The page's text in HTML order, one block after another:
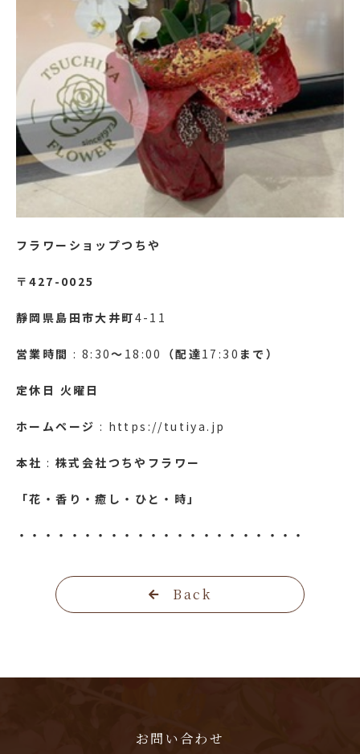
フラワーショップつちや
〒427-0025
靜岡県島田市大井町4-11
営業時間 : 8:30～ 18:00 （配達17:30 まで）
定休日 火曜日
ホームページ : https://tutiya.jp
本社 :株式会社つちやフラワー
「花・香り・癒し・ひと・時」
・・・・・・・・・・・・・・・・・・・・・・
Back
お問い合わせ